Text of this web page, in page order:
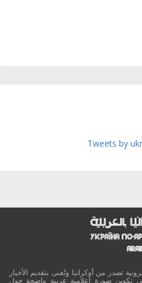
Tweets by
تصدر من أوكرانيا وتُعنى بتقديم الأخبار
الى تكوين صورة اعلامية عربية واضحة حول